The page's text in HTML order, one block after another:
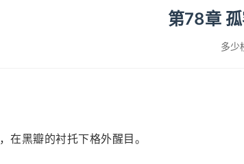
第78章
多少
在黑瓣的衬托下格外醒目。